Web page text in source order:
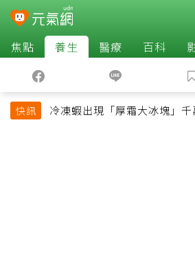
焦點 養生 醫療 百科
快訊
冷凍蝦出現「厚霜大冰塊」